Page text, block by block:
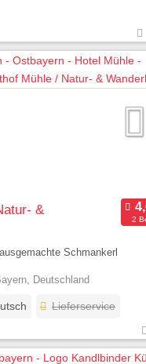
&
2
Schmankerl
Deutschland
Lieferservice